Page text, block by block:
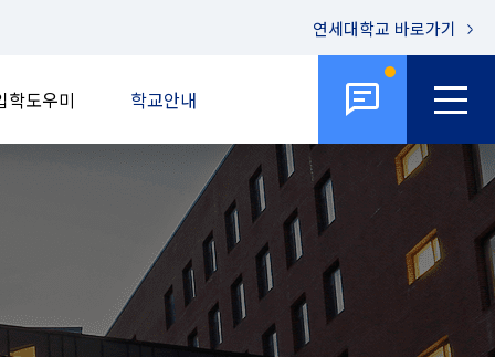
연세대학교 바로가기
학도우미 학교안내